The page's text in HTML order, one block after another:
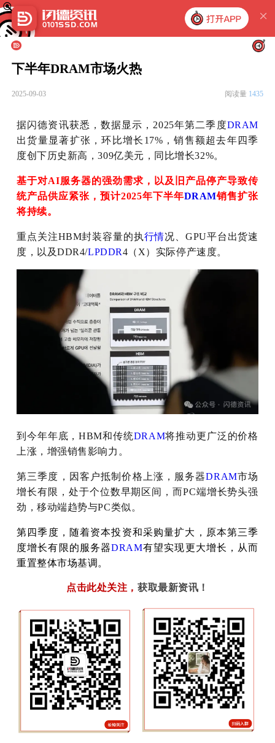
下半年DRAM市场火热
2025-09-03 阅读量 1435
据闪德资讯获悉，数据显示，2025年第二季度DRAM
出货量显著扩张，环比增长17%，销售额超去年四季
度创下历史新高，309亿美元，同比增长32%。
基于对AI服务器的强劲需求，以及旧产品停产导致传
统产品供应紧张，预计2025年下半年DRAM销售扩张
将持续。
重点关注HBM封装容量的执 行情况、GPU平台出货速
度，以及DDR4/LPDDR4（X）实际停产速度。
到今年年底，HBM和传统DRAM将推动更广泛的价格
上涨，增强销售影响力。
第三季度，因客户抵制价格上涨，服务器DRAM市场
增长有限，处于个位数早期区间，而PC端增长势头强
劲，移动端趋势与PC类似。
第四季度，随着资本投资和采购量扩大，原本第三季
度增长有限的服务器DRAM有望实现更大增长，从而
重置整体市场基调。
点击此处关注 ， 获取最新资讯！